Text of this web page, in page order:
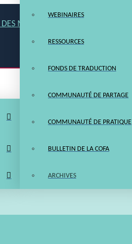
MEMBRES
WEBINAIRES
RESSOURCES
FONDS DE TRADUCTION
COMMUNAUTÉ DE PARTAGE
COMMUNAUTÉ DE PRATIQUE
BULLETIN DE LA COFA
ARCHIVES